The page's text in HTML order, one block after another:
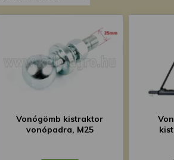
Vonógömb kistraktor
vonópadra, M25